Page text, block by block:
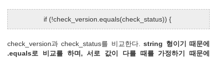
if (!check_version.equals(check_status)) {
check_version과 check_status를 비교한다.
string 형이기 때문에
.equals로 비교를 하며, 서로 값이 다를 때를 가정하기 때문에